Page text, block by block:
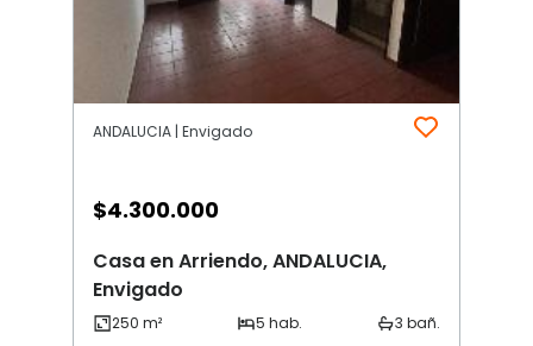
ANDALUCIA | Envigado
$4.300.000
Casa en Arriendo, ANDALUCIA,
Envigado